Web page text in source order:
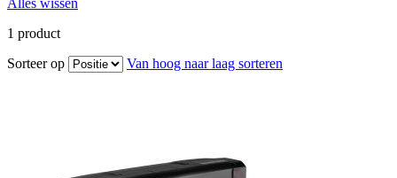
1 product
Sorteer op
Van hoog naar laag sorteren